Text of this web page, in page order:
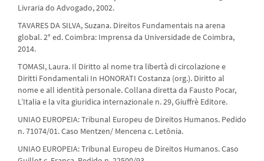
Livraria do Advogado, 2002.
TAVARES DA SILVA, Suzana. Direitos Fundamentais na arena
global. 2° ed. Coimbra: Imprensa da Universidade de Coimbra,
2014.
TOMASI, Laura. Il Diritto al nome tra libertà di circolazione e
Diritti Fondamentali In HONORATI Costanza (org.). Diritto al
nome e all identità personale. Collana diretta da Fausto Pocar,
L’Italia e la vita giuridica internazionale n. 29, Giuffrè Editore.
UNIAO EUROPEIA: Tribunal Europeu de Direitos Humanos. Pedido
n. 71074/01. Caso Mentzen/ Mencena c. Letônia.
UNIAO EUROPEIA: Tribunal Europeu de Direitos Humanos. Caso